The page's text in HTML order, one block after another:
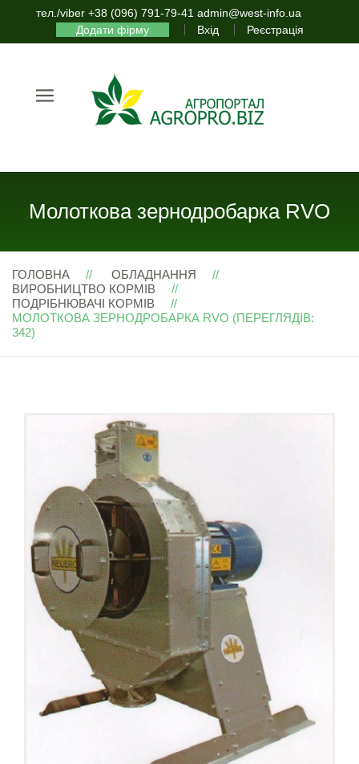
тел./viber +38 (096) 791-79-41 admin@west-info.ua
Додати фірму
Вхід Реєстрація
Молоткова зернодробарка RVO
ГОЛОВНА
ОБЛАДНАННЯ
ВИРОБНИЦТВО КОРМІВ
ПОДРІБНЮВАЧІ КОРМІВ
МОЛОТКОВА ЗЕРНОДРОБАРКА RVO (ПЕРЕГЛЯДІВ:
342)